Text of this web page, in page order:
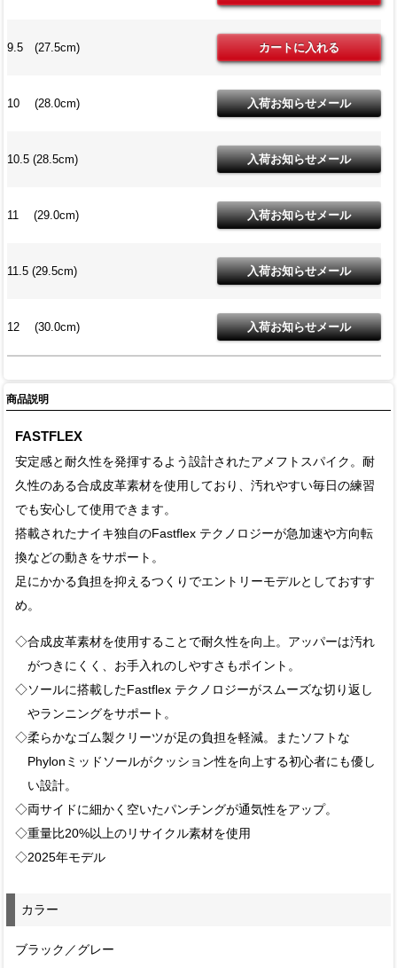
9.5 (27.5cm)
10 (28.0cm)
10.5 (28.5cm)
11 (29.0cm)
11.5 (29.5cm)
12 (30.0cm)
商品説明
FASTFLEX
安定感と耐久性を発揮するよう設計されたアメフトスパイク。耐
久性のある合成皮革素材を使用しており、汚れやすい毎日の練習
でも安心して使用できます。
搭載されたナイキ独自のFastflex テクノロジーが急加速や方向転
換などの動きをサポート。
足にかかる負担を抑えるつくりでエントリーモデルとしておすす
め。
◇合成皮革素材を使用することで耐久性を向上。アッパーは汚れ
がつきにくく、お手入れのしやすさもポイント。
◇ソールに搭載したFastflex テクノロジーがスムーズな切り返し
やランニングをサポート。
◇柔らかなゴム製クリーツが足の負担を軽減。またソフトな
Phylonミッドソールがクッション性を向上する初心者にも優し
い設計。
◇両サイドに細かく空いたパンチングが通気性をアップ。
◇重量比20%以上のリサイクル素材を使用
◇2025年モデル
カラー
ブラック／グレー